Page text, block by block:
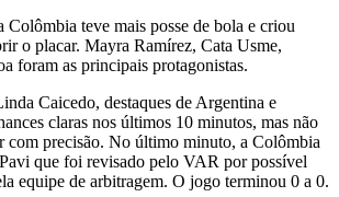
Colômbia teve mais posse de bola e criou
o placar. Mayra Ramírez, Cata Usme,
foram as principais protagonistas.
Caicedo, destaques de Argentina e
claras nos últimos 10 minutos, mas não
com precisão. No último minuto, a Colômbia
que foi revisado pelo VAR por possível
equipe de arbitragem. O jogo terminou 0 a 0.